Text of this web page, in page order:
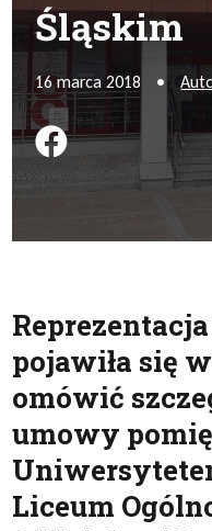
Śląskim
16 marca 2018 •
pojawiła się
omówić
umowy
Liceum